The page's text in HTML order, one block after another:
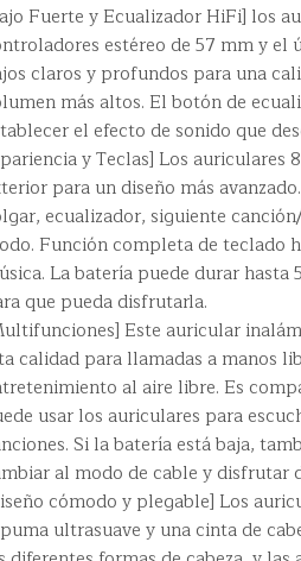
Fuerte y Ecualizador HiFi] los
estéreo de 57 mm y
claros y profundos para una
más altos. El botón de
el efecto de sonido que
y Teclas] Los auriculares
para un diseño más
ecualizador, siguiente
Función completa de teclado
La batería puede durar
que pueda disfrutarla.
Este auricular
calidad para llamadas a manos
al aire libre. Es
usar los auriculares para
Si la batería está baja,
al modo de cable y disfrutar
cómodo y plegable] Los
ultrasuave y una cinta de